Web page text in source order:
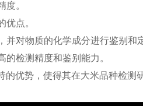
度。
优点。
对物质的化学成分进行鉴别和
检测精度和鉴别能力。
优势，使得其在大米品种检测